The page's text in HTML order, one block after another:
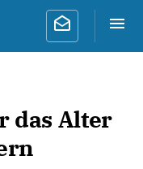
das Alter